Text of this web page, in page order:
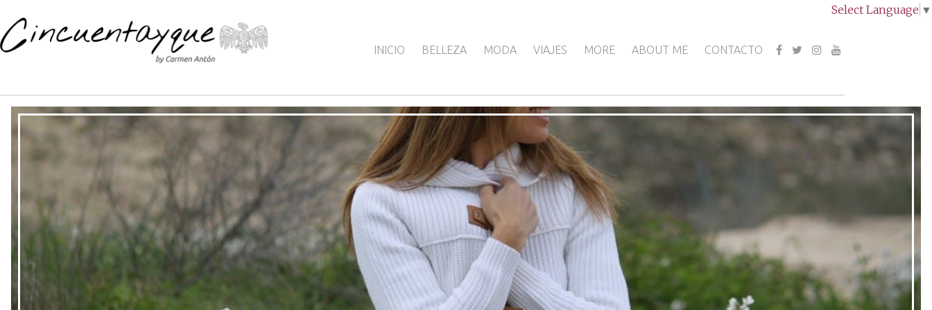
Select Language ▼
INICIO BELLEZA MODA VIAJES MORE ABOUT ME CONTACTO